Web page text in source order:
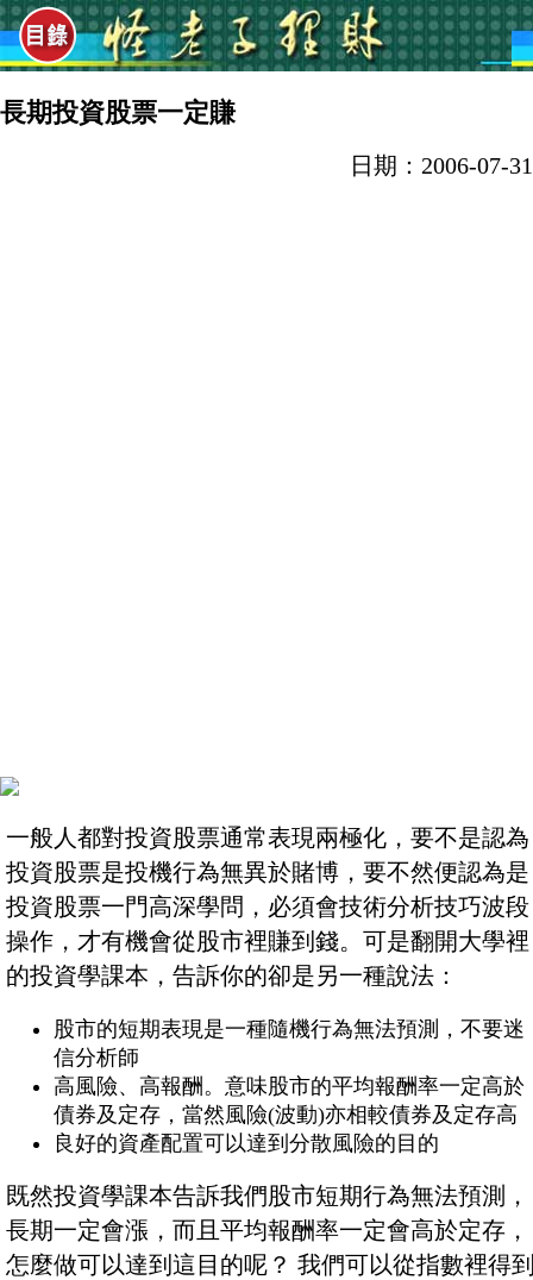
長期投資股票一定賺
日期：2006-07-31
一般人都對投資股票通常表現兩極化，要不是認為
投資股票是投機行為無異於賭博，要不然便認為是
投資股票一門高深學問，必須會技術分析技巧波段
操作，才有機會從股市裡賺到錢。可是翻開大學裡
的投資學課本，告訴你的卻是另一種說法：
股市的短期表現是一種隨機行為無法預測，不要迷
信分析師
高風險、高報酬。意味股市的平均報酬率一定高於
債券及定存，當然風險(波動)亦相較債券及定存高
良好的資產配置可以達到分散風險的目的
既然投資學課本告訴我們股市短期行為無法預測，
長期一定會漲，而且平均報酬率一定會高於定存，
怎麼做可以達到這目的呢？ 我們可以從指數裡得